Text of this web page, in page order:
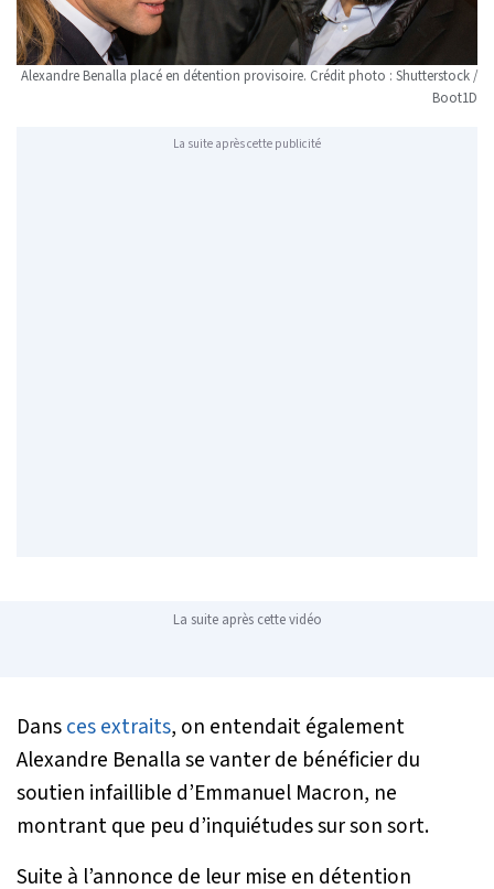
Alexandre Benalla placé en détention provisoire. Crédit photo : Shutterstock /
Boot1D
La suite après cette publicité
La suite après cette vidéo
Dansces extraits, on entendait également
Alexandre Benalla se vanter de bénéficier du
soutien infaillible d’Emmanuel Macron, ne
montrant que peu d’inquiétudes sur son sort.
Suite à l’annonce de leur mise en détention